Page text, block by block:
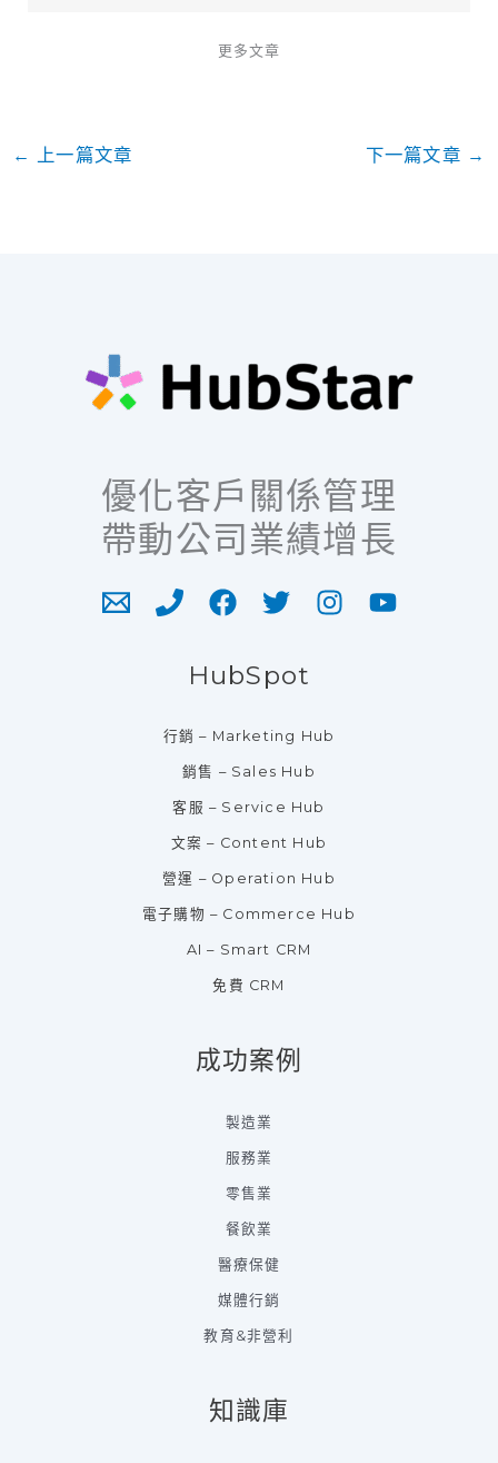
更多文章
← 上一篇文章 下一篇文章 →
優化客戶關係管理
帶動公司業績增長
HubSpot
行銷 – Marketing Hub
銷售 – Sales Hub
客服 – Service Hub
文案 – Content Hub
營運 – Operation Hub
電子購物 – Commerce Hub
AI – Smart CRM
免費 CRM
成功案例
製造業
服務業
零售業
餐飲業
醫療保健
媒體行銷
教育&非營利
知識庫